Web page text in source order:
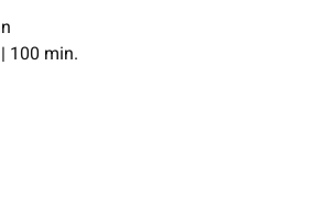
100 min.